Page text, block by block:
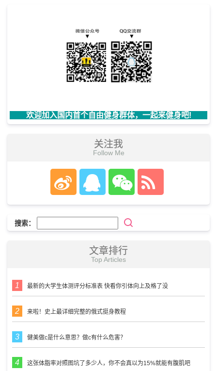
欢迎加入国内首个自由健身群体，一起来健身吧!
关注我
Follow Me
搜索：
文章排行
Top Articles
最新的大学生体测评分标准表 快看你引体向上及格了没
来啦！史上最详细完整的俄式挺身教程
健美做c是什么意思？做c有什么危害？
这张体脂率对照图坑了多少人，你不会真以为15%就能有腹肌吧